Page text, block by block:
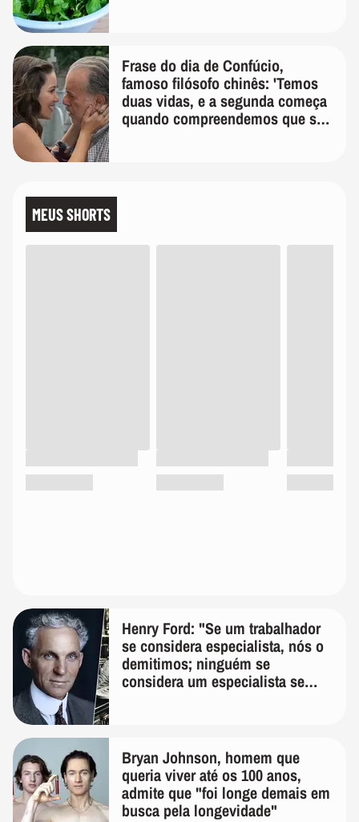
Frase do dia de Confúcio,
famoso filósofo chinês: 'Temos
duas vidas, e a segunda começa
quando compreendemos que só
MEUS SHORTS
Henry Ford: "Se um trabalhador
se considera especialista, nós o
demitimos; ninguém se
considera um especialista se
Bryan Johnson, homem que
queria viver até os 100 anos,
admite que "foi longe demais em
busca pela longevidade"